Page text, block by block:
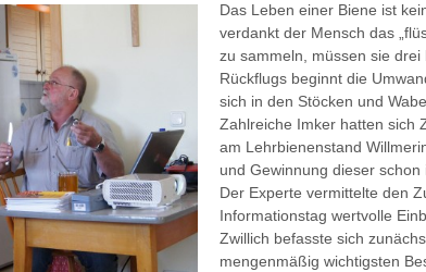
Das Leben einer Biene ist
verdankt der Mensch das
zu sammeln, müssen sie
Rückflugs beginnt die
sich in den Stöcken und
Zahlreiche Imker hatten sich
am Lehrbienenstand
und Gewinnung dieser
Der Experte vermittelte den
Informationstag wertvolle
Zwillich befasste sich
mengenmäßig wichtigsten